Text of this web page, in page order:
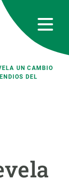
UN CAMBIO
DEL